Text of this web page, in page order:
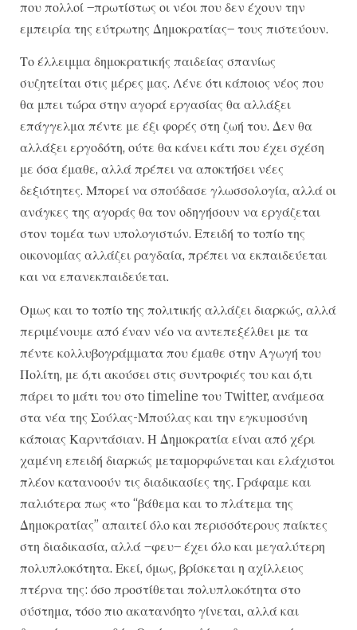
που πολλοί –πρωτίστως οι νέοι που δεν έχουν την
εμπειρία της εύτρωτης Δημοκρατίας– τους πιστεύουν.
Το έλλειμμα δημοκρατικής παιδείας σπανίως
συζητείται στις μέρες μας. Λένε ότι κάποιος νέος που
θα μπει τώρα στην αγορά εργασίας θα αλλάξει
επάγγελμα πέντε με έξι φορές στη ζωή του. Δεν θα
αλλάξει εργοδότη, ούτε θα κάνει κάτι που έχει σχέση
με όσα έμαθε, αλλά πρέπει να αποκτήσει νέες
δεξιότητες. Μπορεί να σπούδασε γλωσσολογία, αλλά οι
ανάγκες της αγοράς θα τον οδηγήσουν να εργάζεται
στον τομέα των υπολογιστών. Επειδή το τοπίο της
οικονομίας αλλάζει ραγδαία, πρέπει να εκπαιδεύεται
και να επανεκπαιδεύεται.
Ομως και το τοπίο της πολιτικής αλλάζει διαρκώς, αλλά
περιμένουμε από έναν νέο να αντεπεξέλθει με τα
πέντε κολλυβογράμματα που έμαθε στην Αγωγή του
Πολίτη, με ό,τι ακούσει στις συντροφιές του και ό,τι
πάρει το μάτι του στο timeline του Τwitter, ανάμεσα
στα νέα της Σούλας-Μπούλας και την εγκυμοσύνη
κάποιας Καρντάσιαν. Η Δημοκρατία είναι από χέρι
χαμένη επειδή διαρκώς μεταμορφώνεται και ελάχιστοι
πλέον κατανοούν τις διαδικασίες της. Γράφαμε και
παλιότερα πως «το “βάθεμα και το πλάτεμα της
Δημοκρατίας” απαιτεί όλο και περισσότερους παίκτες
στη διαδικασία, αλλά –φευ– έχει όλο και μεγαλύτερη
πολυπλοκότητα. Εκεί, όμως, βρίσκεται η αχίλλειος
πτέρνα της: όσο προστίθεται πολυπλοκότητα στο
σύστημα, τόσο πιο ακατανόητο γίνεται, αλλά και